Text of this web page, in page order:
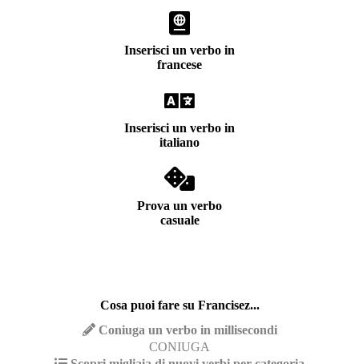
Inserisci un verbo in
francese
Inserisci un verbo in
italiano
Prova un verbo
casuale
Cosa puoi fare su Francisez...
Coniuga un verbo in millisecondi
CONIUGA